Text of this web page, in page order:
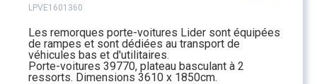
LPVE1601360
Les remorques porte-voitures Lider sont équipées
de rampes et sont dédiées au transport de
véhicules bas et d'utilitaires.
Porte-voitures 39770, plateau basculant à 2
ressorts. Dimensions 3610 x 1850cm.